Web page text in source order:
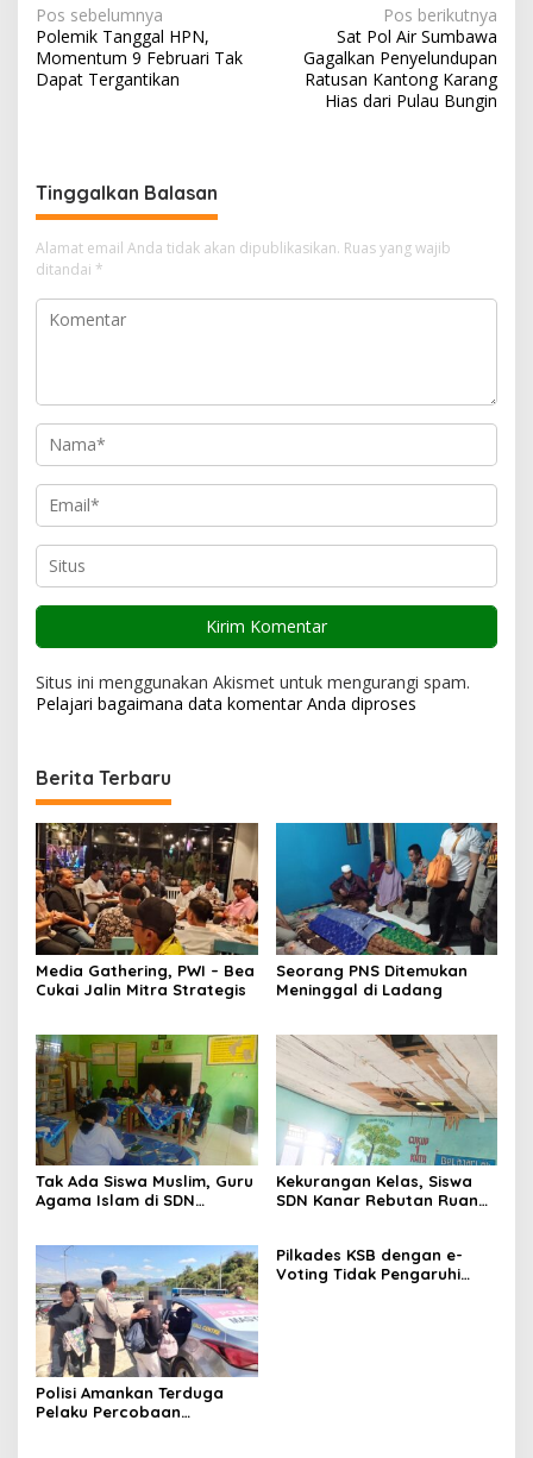
N
a
v
a
s
i
p
o
Pos sebelumnya
Polemik Tanggal HPN,
Momentum 9 Februari Tak
Dapat Tergantikan
Pos berikutnya
Sat Pol Air Sumbawa
Gagalkan Penyelundupan
Ratusan Kantong Karang
Hias dari Pulau Bungin
Tinggalkan Balasan
Alamat email Anda tidak akan dipublikasikan. Ruas yang wajib
ditandai *
Situs ini menggunakan Akismet untuk mengurangi spam.
Pelajari bagaimana data komentar Anda diproses
Berita Terbaru
Media Gathering, PWI – Bea
Cukai Jalin Mitra Strategis
Seorang PNS Ditemukan
Meninggal di Ladang
Tak Ada Siswa Muslim, Guru
Agama Islam di SDN
Kekurangan Kelas, Siswa
SDN Kanar Rebutan Ruang
Polisi Amankan Terduga
Pelaku Percobaan
Pilkades KSB dengan e-
Voting Tidak Pengaruhi